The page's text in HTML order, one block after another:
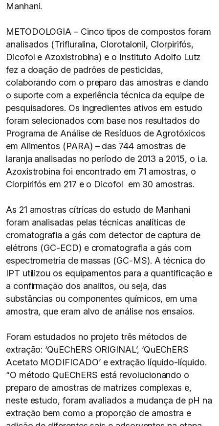
Manhani.
METODOLOGIA – Cinco tipos de compostos foram
analisados (Trifluralina, Clorotalonil, Clorpirifós,
Dicofol e Azoxistrobina) e o Instituto Adolfo Lutz
fez a doação de padrões de pesticidas,
colaborando com o preparo das amostras e dando
o suporte com a experiência técnica da equipe de
pesquisadores. Os ingredientes ativos em estudo
foram selecionados com base nos resultados do
Programa de Análise de Resíduos de Agrotóxicos
em Alimentos (PARA) – das 744 amostras de
laranja analisadas no período de 2013 a 2015, o i.a.
Azoxistrobina foi encontrado em 71 amostras, o
Clorpirifós em 217 e o Dicofol em 30 amostras.
As 21 amostras cítricas do estudo de Manhani
foram analisadas pelas técnicas analíticas de
cromatografia a gás com detector de captura de
elétrons (GC-ECD) e cromatografia a gás com
espectrometria de massas (GC-MS). A técnica do
IPT utilizou os equipamentos para a quantificação e
a confirmação dos analitos, ou seja, das
substâncias ou componentes químicos, em uma
amostra, que eram alvo de análise nos ensaios.
Foram estudados no projeto três métodos de
extração: ‘QuEChERS ORIGINAL’, ‘QuEChERS
Acetato MODIFICADO’ e extração líquido-líquido.
“O método QuEChERS está revolucionando o
preparo de amostras de matrizes complexas e,
neste estudo, foram avaliados a mudança de pH na
extração bem como a proporção de amostra e